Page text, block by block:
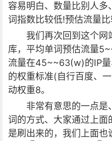
容易明白、数量比别人
词指数比较低!预估流量
我们再次回到这个
库，平均单词预估流量
流量在45~~63(w)的IP
的权重标准(自行百度、
动权重8。
非常有意思的一点
词的方式、大家通过上面
是刷出来的，我们上面